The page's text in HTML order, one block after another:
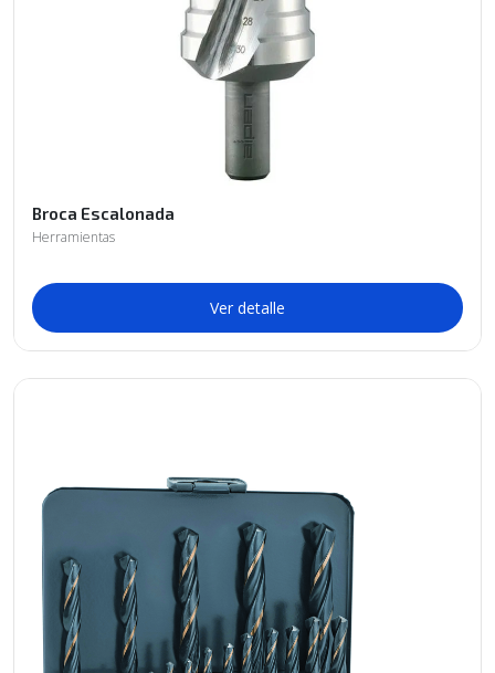
Broca Escalonada
Herramientas
Ver detalle